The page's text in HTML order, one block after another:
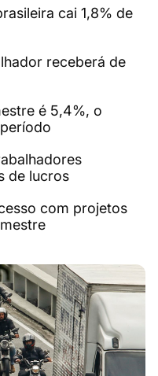
cai 1,8% de
receberá de
é 5,4%, o
de lucros
com projetos